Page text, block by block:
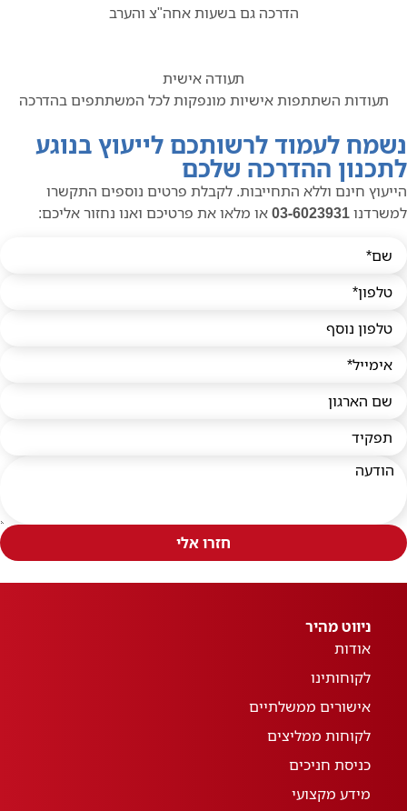
הדרכה גם בשעות אחה"צ והערב
תעודה אישית
תעודות השתתפות אישיות מונפקות לכל המשתתפים בהדרכה
נשמח לעמוד לרשותכם לייעוץ בנוגע
לתכנון ההדרכה שלכם
הייעוץ חינם וללא התחייבות. לקבלת פרטים נוספים התקשרו
למשרדנו03-6023931או מלאו את פרטיכם ואנו נחזור אליכם:
חזרו אלי
ניווט מהיר
אודות
לקוחותינו
אישורים ממשלתיים
לקוחות ממליצים
כניסת חניכים
מידע מקצועי